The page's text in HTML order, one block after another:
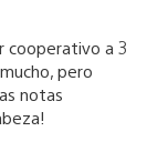
cooperativo a 3
pero
notas